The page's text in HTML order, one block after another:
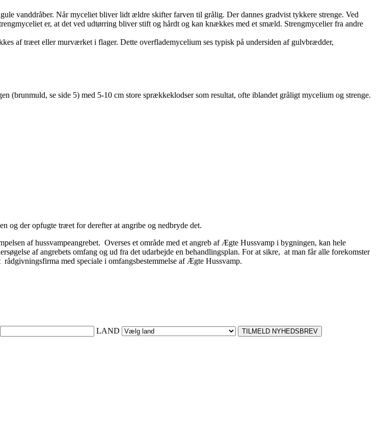
vanddråber. Når myceliet bliver lidt ældre skifter farven til grålig. Der dannes gradvist tykkere strenge. Ved
er, at det ved udtørring bliver stift og hårdt og kan knækkes med et smæld. Strengmycelier fra andre
af træet eller murværket i flager. Dette overflademycelium ses typisk på undersiden af gulvbrædder,
se side 5) med 5-10 cm store sprækkeklodser som resultat, ofte iblandet gråligt mycelium og strenge.
og der opfugte træet for derefter at angribe og nedbryde det.
af hussvampeangrebet. Overses et område med et angreb af Ægte Hussvamp i bygningen, kan hele
af angrebets omfang og ud fra det udarbejde en behandlingsplan. For at sikre, at man får alle forekomster
med speciale i omfangsbestemmelse af Ægte Hussvamp.
LAND TILMELD NYHEDSBREV